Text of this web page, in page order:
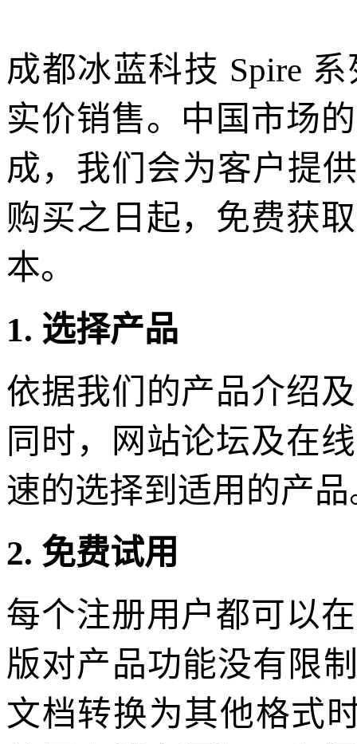
成都冰蓝科技 Spire
实价销售。中国市场
成，我们会为客户提
购买之日起，免费获
本。
1. 选择产品
依据我们的产品介绍
同时，网站论坛及在
速的选择到适用的产品
2. 免费试用
每个注册用户都可以
版对产品功能没有限
文档转换为其他格式